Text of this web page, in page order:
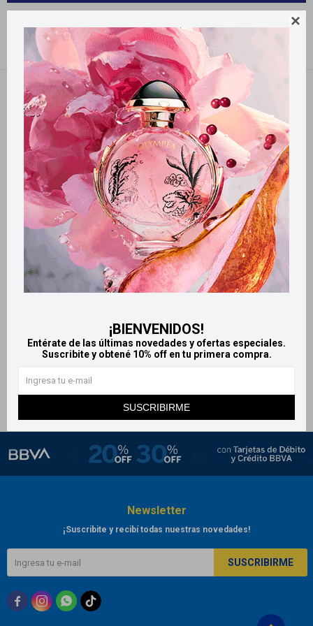

¡BIENVENIDOS!
Entérate de las últimas novedades y ofertas especiales.
Suscribite y obtené 10% off en tu primera compra.
SUSCRIBIRME
Filtrando por: Ketofen
LlegaHOY
Ketofen x5 parches
$ 778 $ 864
Newsletter
¡Suscribite y recibí todas nuestras novedades!
SUSCRIBIRME
  